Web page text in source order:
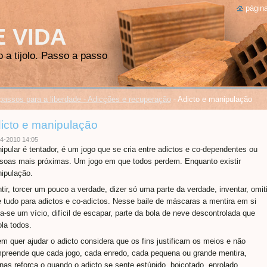
VIDA
a tijolo. Passo a passo
para a liberdade - Adicções e recuperação - Adicto e manipulação
e manipulação
2010 14:05
é tentador, é um jogo que se cria entre adictos e co-dependentes ou
mais próximas. Um jogo em que todos perdem. Enquanto existir
torcer um pouco a verdade, dizer só uma parte da verdade, inventar,
tudo para adictos e co-adictos. Nesse baile de máscaras a mentira em si
se um vício, difícil de escapar, parte da bola de neve descontrolada que
todos.
quer ajudar o adicto considera que os fins justificam os meios e não
que cada jogo, cada enredo, cada pequena ou grande mentira,
reforça o quando o adicto se sente estúpido, boicotado, enrolado,